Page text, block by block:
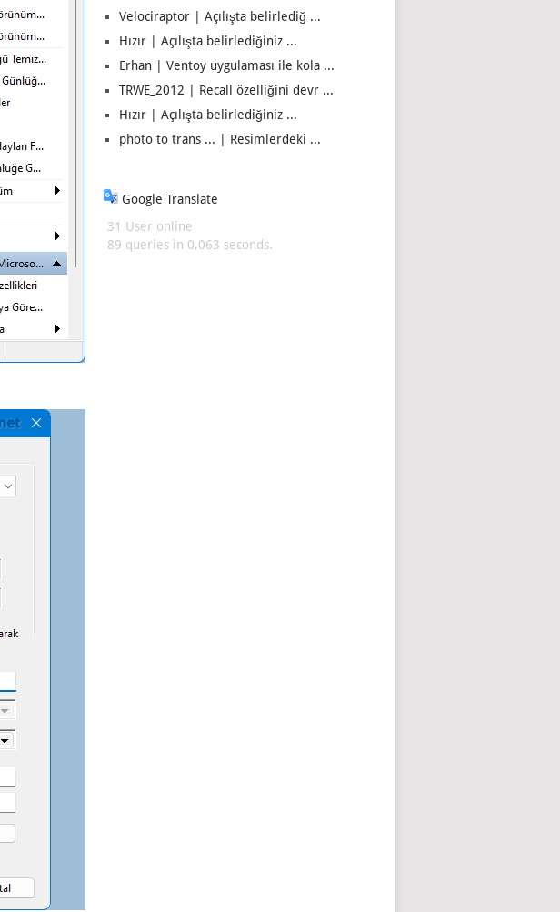
Velociraptor | Açılışta belirlediğ ...
Hızır | Açılışta belirlediğiniz ...
Erhan | Ventoy uygulaması ile kola ...
TRWE_2012 | Recall özelliğini devr ...
Hızır | Açılışta belirlediğiniz ...
photo to trans ... | Resimlerdeki ...
Google Translate
31 User online
89 queries in 0,063 seconds.